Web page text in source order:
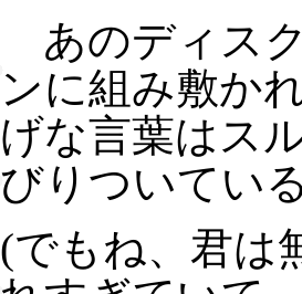
あのディス
ンに組み敷か
げな言葉はス
びりついてい
(でもね、君は